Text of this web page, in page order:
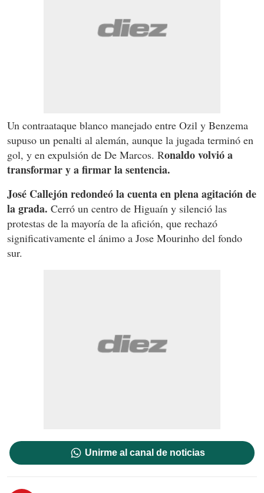
Un contraataque blanco manejado entre Ozil y Benzema
supuso un penalti al alemán, aunque la jugada terminó en
gol, y en expulsión de De Marcos. Ronaldo volvió a
transformar y a firmar la sentencia.
José Callejón redondeó la cuenta en plena agitación de
la grada. Cerró un centro de Higuaín y silenció las
protestas de la mayoría de la afición, que rechazó
significativamente el ánimo a Jose Mourinho del fondo
sur.
Unirme al canal de noticias